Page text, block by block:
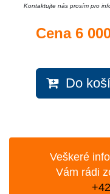
Kontaktujte nás prosím pro
Cena 6
Do
Veškeré
Vám rádi